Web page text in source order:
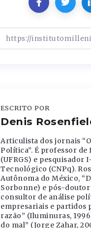
ESCRITO POR
Denis
Articulista dos jornais
Política”. É professor
(UFRGS) e
Tecnológico (CNPq).
Autônoma do México,
Sorbonne) e pós-doutor
consultor de análise
empresariais e partidos
razão” (Iluminuras,
do mal” (Jorge Zahar,